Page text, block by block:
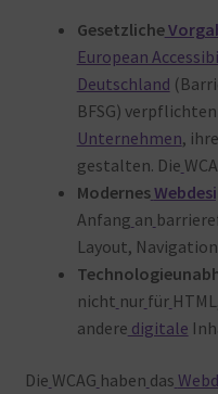
Gesetzliche
European
Deutschland
BFSG)
Unternehmen, ihre
gestalten. Die
Modernes
Anfang an
Layout,
nicht nur für
andere digitale
Die WCAG haben das